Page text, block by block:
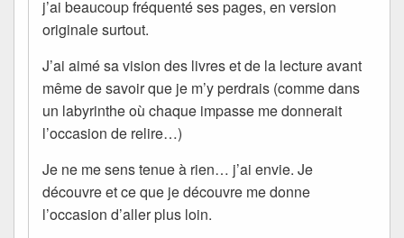
j’ai beaucoup fréquenté ses pages, en version
originale surtout.
J’ai aimé sa vision des livres et de la lecture avant
même de savoir que je m’y perdrais (comme dans
un labyrinthe où chaque impasse me donnerait
l’occasion de relire…)
Je ne me sens tenue à rien… j’ai envie. Je
découvre et ce que je découvre me donne
l’occasion d’aller plus loin.